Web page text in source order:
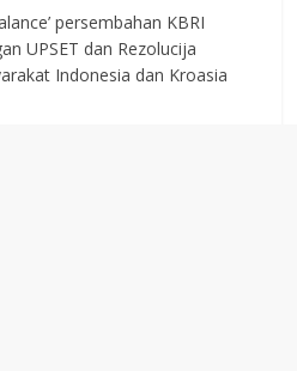
persembahan KBRI
UPSET dan Rezolucija
Indonesia dan Kroasia